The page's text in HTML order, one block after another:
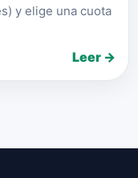
y elige una cuota
Leer →